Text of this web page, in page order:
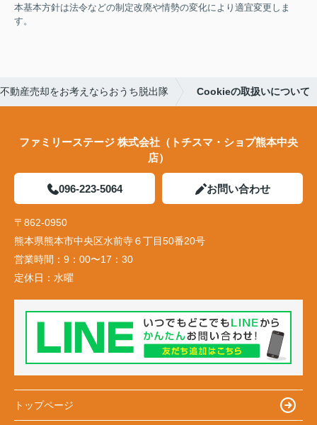
本基本方針は法令などの制定改廃や情勢の変化により適宜変更しま
す。
動産売却をお考えならおうち脱出隊 Cookieの取扱いについて
ファミリーステージ 株式会社（トチスマ・ショプ熊本中央
店）
096-223-5064 お問い合わせ
〒862-0950
熊本県熊本市中央区水前寺６丁目50番20号
営業時間： 9：00〜17：30
定休日： 水曜
トップページ